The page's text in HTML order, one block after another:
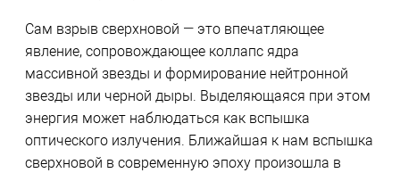
Сам взрыв сверхновой — это впечатляющее
явление, сопровождающее коллапс ядра
массивной звезды и формирование нейтронной
звезды или черной дыры. Выделяющаяся при этом
энергия может наблюдаться как вспышка
оптического излучения. Ближайшая к нам вспышка
сверхновой в современную эпоху произошла в